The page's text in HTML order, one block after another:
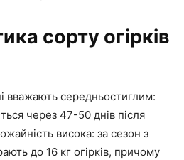
сорту огірків
вважають середньостиглим:
через 47-50 днів після
висока: за сезон з
до 16 кг огірків, причому